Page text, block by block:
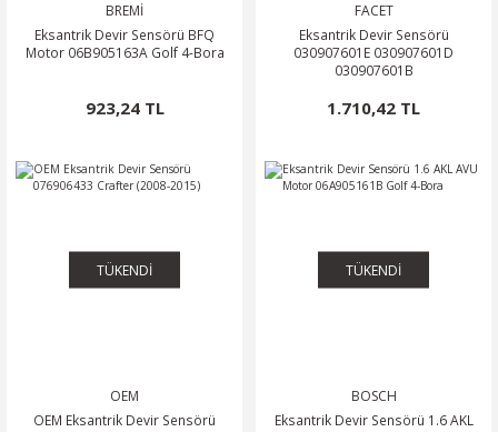
BREMİ
Eksantrik Devir Sensörü BFQ
Motor 06B905163A Golf 4-Bora
923,24 TL
FACET
Eksantrik Devir Sensörü
030907601E 030907601D
030907601B
1.710,42 TL
TÜKENDİ
OEM
OEM Eksantrik Devir Sensörü
TÜKENDİ
BOSCH
Eksantrik Devir Sensörü 1.6 AKL